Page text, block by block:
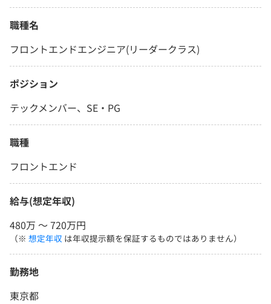
職種名
フロントエンドエンジニア(リーダークラス)
ポジション
テックメンバー、SE・PG
職種
フロントエンド
給与(想定年収)
480万 〜 720万円
（※ 想定年収 は年収提示額を保証するものではありません）
勤務地
東京都